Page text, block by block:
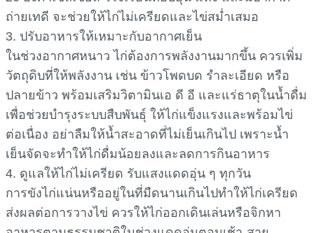
ไข่น้อยลง หรือบางช่วง หยุดไข่ไปเฉย ๆ เพราะอุณหภูมิ
ต่ำ แสงแดดน้อย ทำให้ไก่ใช้พลังงานไปกับการรักษา
ความอบอุ่นแทนที่จะสร้างไข่ แต่รู้ไหมครับแค่เราปรับ
โรงเรือนและอาหารให้เหมาะกับสภาพอากาศ ก็ช่วยให้
ไก่พื้นเมืองของเรายัง ไข่ดกต่อเนื่อง ได้ ไม่ว่าลมหนาวจะ
พัดแรงแค่ไหน
1. ให้แสงเพียงพอต่อการกระตุ้นการไข่
ช่วงหน้าหนาวกลางวันสั้น แสงน้อย ทำให้ไก่หลงฤดูกาล
ควรเปิดไฟเสริมในโรงเรือนให้ไก่ได้รับแสงประมาณ 14-
16 ชั่วโมงต่อวัน ใช้หลอดไฟแสงอุ่นหรือหลอดฟลูออเรส
เซนต์ช่วยได้มาก เพราะแสงเป็นตัวกระตุ้นการทำงาน
ของฮอร์โมนที่เกี่ยวข้องกับการวางไข่